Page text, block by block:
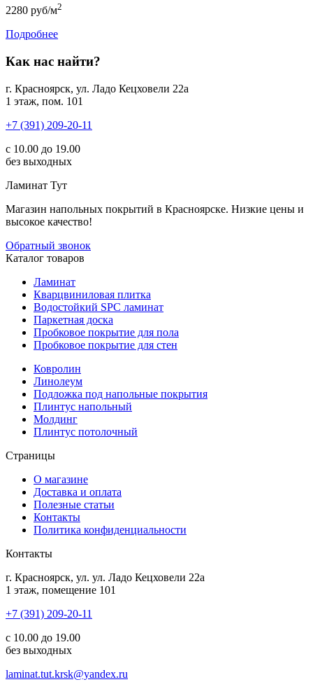
2280 руб/м2
Подробнее
Как нас найти?
г. Красноярск, ул. Ладо Кецховели 22а
1 этаж, пом. 101
+7 (391) 209-20-11
с 10.00 до 19.00
без выходных
Ламинат Тут
Магазин напольных покрытий в Красноярске. Низкие цены и
высокое качество!
Обратный звонок
Каталог товаров
Ламинат
Кварцвиниловая плитка
Водостойкий SPC ламинат
Паркетная доска
Пробковое покрытие для пола
Пробковое покрытие для стен
Ковролин
Линолеум
Подложка под напольные покрытия
Плинтус напольный
Молдинг
Плинтус потолочный
Страницы
О магазине
Доставка и оплата
Полезные статьи
Контакты
Политика конфиденциальности
Контакты
г. Красноярск, ул. ул. Ладо Кецховели 22а
1 этаж, помещение 101
+7 (391) 209-20-11
с 10.00 до 19.00
без выходных
laminat.tut.krsk@yandex.ru